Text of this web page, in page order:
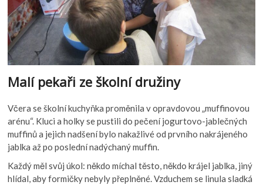
Malí pekaři ze školní družiny
Včera se školní kuchyňka proměnila v opravdovou „muffinovou
arénu“. Kluci a holky se pustili do pečení jogurtovo-jablečných
muffinů a jejich nadšení bylo nakažlivé od prvního nakrájeného
jablka až po poslední nadýchaný muffin.
Každý měl svůj úkol: někdo míchal těsto, někdo krájel jablka, jiný
hlídal, aby formičky nebyly přeplněné. Vzduchem se linula sladká